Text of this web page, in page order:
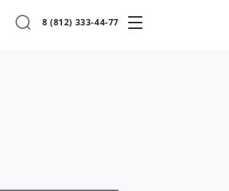
8 (812) 333-44-77